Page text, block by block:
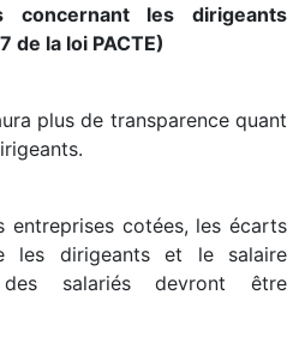
concernant les dirigeants
de la loi PACTE)
plus de transparence quant
entreprises cotées, les écarts
les dirigeants et le salaire
salariés devront être